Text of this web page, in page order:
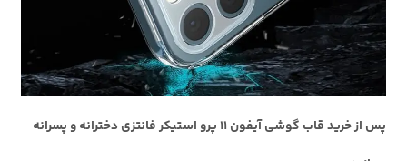
پس از خرید قاب گوشی آیفون 11 پرو استیکر فانتزی دخترانه و پسرانه